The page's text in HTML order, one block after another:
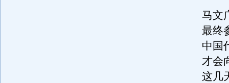
马文
最终
中国
才会
这几